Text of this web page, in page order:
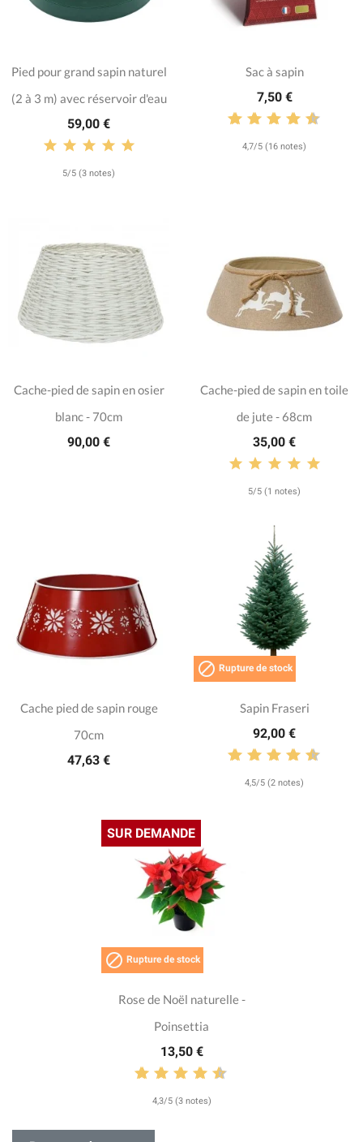
Pied pour grand sapin naturel
(2 à 3 m) avec réservoir d'eau
59,00 €
5/5 (3 notes)
Sac à sapin
7,50 €
4,7/5 (16 notes)
Cache-pied de sapin en osier
blanc - 70cm
90,00 €
Cache-pied de sapin en toile
de jute - 68cm
35,00 €
5/5 (1 notes)
Cache pied de sapin rouge
70cm
47,63 €
 Rupture de stock
Sapin Fraseri
92,00 €
4,5/5 (2 notes)
 Rupture de stock
Rose de Noël naturelle -
Poinsettia
13,50 €
4,3/5 (3 notes)
SUR DEMANDE